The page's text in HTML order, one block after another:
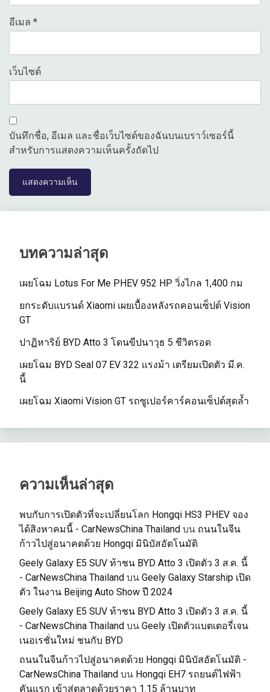
อีเมล *
เว็บไซต์
บันทึกชื่อ, อีเมล และชื่อเว็บไซต์ของฉันบนเบราว์เซอร์นี้
สำหรับการแสดงความเห็นครั้งถัดไป
บทความล่าสุด
เผยโฉม Lotus For Me PHEV 952 HP วิ่งไกล 1,400 กม
ยกระดับแบรนด์ Xiaomi เผยเบื้องหลังรถคอนเซ็ปต์ Vision
GT
ปาฏิหาริย์ BYD Atto 3 โดนขีปนาวุธ 5 ชีวิตรอด
เผยโฉม BYD Seal 07 EV 322 แรงม้า เตรียมเปิดตัว มี.ค.
นี้
เผยโฉม Xiaomi Vision GT รถซูเปอร์คาร์คอนเซ็ปต์สุดล้ำ
ความเห็นล่าสุด
พบกับการเปิดตัวที่จะเปลี่ยนโลก Hongqi HS3 PHEV จอง
ได้สิงหาคมนี้ - CarNewsChina Thailand บน ถนนในจีน
ก้าวไปสู่อนาคตด้วย Hongqi มินิบัสอัตโนมัติ
Geely Galaxy E5 SUV ท้าชน BYD Atto 3 เปิดตัว 3 ส.ค. นี้
- CarNewsChina Thailand บน Geely Galaxy Starship เปิด
ตัว ในงาน Beijing Auto Show ปี 2024
Geely Galaxy E5 SUV ท้าชน BYD Atto 3 เปิดตัว 3 ส.ค. นี้
- CarNewsChina Thailand บน Geely เปิดตัวแบตเตอรี่เจน
เนอเรชั่นใหม่ ชนกับ BYD
ถนนในจีนก้าวไปสู่อนาคตด้วย Hongqi มินิบัสอัตโนมัติ -
CarNewsChina Thailand บน Hongqi EH7 รถยนต์ไฟฟ้า
คันแรก เข้าสู่ตลาดด้วยราคา 1.15 ล้านบาท